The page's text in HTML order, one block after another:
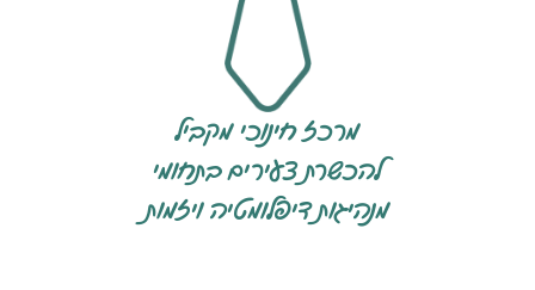
מרכז חינוכי מקביל
להכשרת צעירים בתחומי
מנהיגות דיפלומטיה ויזמות